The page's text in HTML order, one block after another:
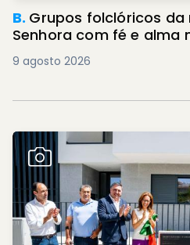
B. Grupos folclóricos
Senhora com fé e
9 agosto 2026